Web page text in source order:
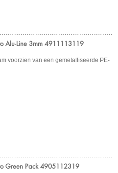
Alu-Line 3mm 4911113119
voorzien van een gemetalliseerde PE-
Green Pack 4905112319